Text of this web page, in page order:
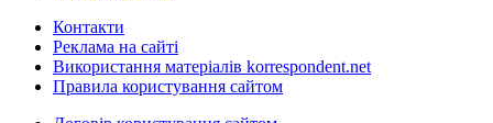
Контакти
Реклама на сайті
Використання матеріалів korrespondent.net
Правила користування сайтом